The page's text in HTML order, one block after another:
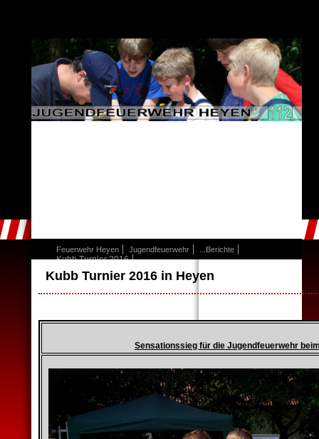
Feuerwehr Heyen Jugendfeuerwehr ...Berichte
Kubb Turnier 2016
Kubb Turnier 2016 in Heyen
Sensationssieg für die Jugendfeuerwehr